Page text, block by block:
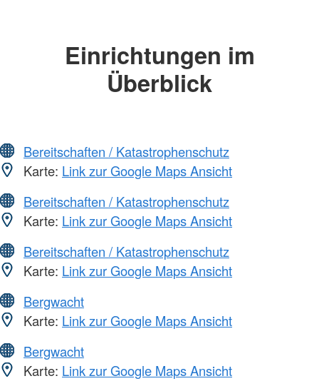
Einrichtungen im
Überblick
Bereitschaften / Katastrophenschutz
Karte: Link zur Google Maps Ansicht
Bereitschaften / Katastrophenschutz
Karte: Link zur Google Maps Ansicht
Bereitschaften / Katastrophenschutz
Karte: Link zur Google Maps Ansicht
Bergwacht
Karte: Link zur Google Maps Ansicht
Bergwacht
Karte: Link zur Google Maps Ansicht